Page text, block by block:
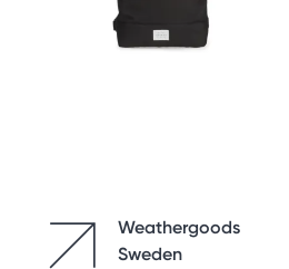
Weathergoods
Sweden